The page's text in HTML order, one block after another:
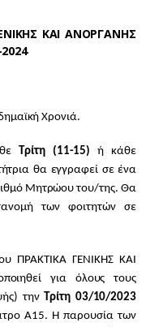
ΚΑΙ ΑΝΟΡΓΑΝΗΣ
Χρονιά.
Τρίτη (11-15)ή κάθε
θα εγγραφεί σε ένα
Μητρώου του/της. Θα
των φοιτητών σε
ΠΡΑΚΤΙΚΑ ΓΕΝΙΚΗΣ ΚΑΙ
για όλους τους
την
Τρίτη 03/10/2023
Α15. Η παρουσία των